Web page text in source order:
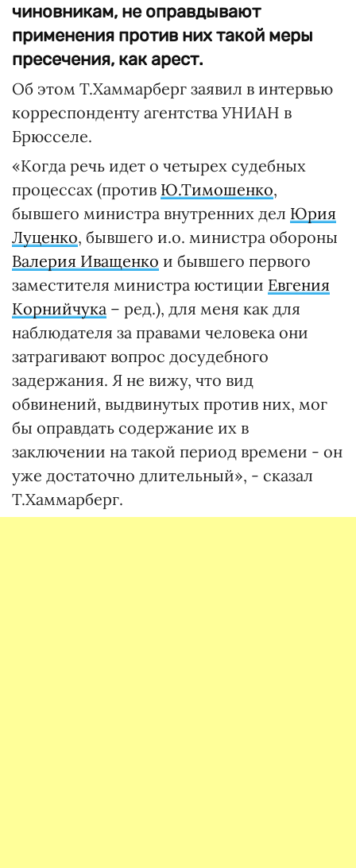
чиновникам, не оправдывают
применения против них такой меры
пресечения, как арест.
Об этом Т.Хаммарберг заявил в интервью
корреспонденту агентства УНИАН в
Брюсселе.
«Когда речь идет о четырех судебных
процессах (против Ю.Тимошенко,
бывшего министра внутренних дел Юрия
Луценко, бывшего и.о. министра обороны
Валерия Иващенко и бывшего первого
заместителя министра юстиции Евгения
Корнийчука – ред.), для меня как для
наблюдателя за правами человека они
затрагивают вопрос досудебного
задержания. Я не вижу, что вид
обвинений, выдвинутых против них, мог
бы оправдать содержание их в
заключении на такой период времени - он
уже достаточно длительный», - сказал
Т.Хаммарберг.